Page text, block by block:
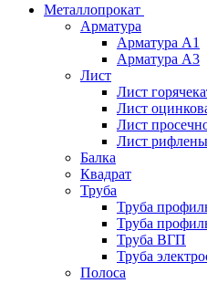
Металлопрокат
Арматура
Арматура А1
Арматура А3
Лист
Лист
Лист
Лист
Лист
Балка
Квадрат
Труба
Труба
Труба
Труба ВГП
Труба
Полоса